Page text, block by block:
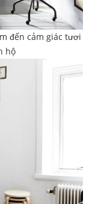
đến cảm giác tươi
hộ